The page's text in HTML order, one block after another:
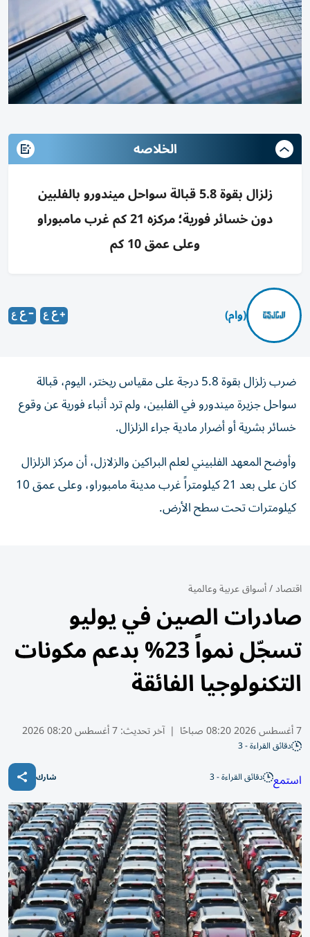
الخلاصه
زلزال بقوة 5.8 قبالة سواحل ميندورو بالفلبين
دون خسائر فورية؛ مركزه 21 كم غرب مامبوراو
وعلى عمق 10 كم
(وام)
ضرب زلزال بقوة 5.8 درجة على مقياس ريختر، اليوم، قبالة
سواحل جزيرة ميندورو في الفلبين، ولم ترد أنباء فورية عن وقوع
خسائر بشرية أو أضرار مادية جراء الزلزال.
وأوضح المعهد الفلبيني لعلم البراكين والزلازل، أن مركز الزلزال
كان على بعد 21 كيلومتراً غرب مدينة مامبوراو، وعلى عمق 10
كيلومترات تحت سطح الأرض.
اقتصاد/أسواق عربية وعالمية
صادرات الصين في يوليو
تسجّل نمواً 23% بدعم مكونات
التكنولوجيا الفائقة
7 أغسطس 2026 08:20 صباحًا | آخر تحديث:7 أغسطس 08:20 2026
دقائق القراءة - 3
استمع دقائق القراءة - 3 شارك